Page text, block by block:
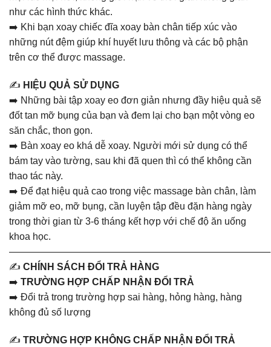
như các hình thức khác.
➡️ Khi bạn xoay chiếc đĩa xoay bàn chân tiếp xúc vào
những nút đệm giúp khí huyết lưu thông và các bộ phận
trên cơ thể được massage.
✍️ HIỆU QUẢ SỬ DỤNG
➡️ Những bài tập xoay eo đơn giản nhưng đầy hiệu quả sẽ
đốt tan mỡ bụng của bạn và đem lại cho bạn một vòng eo
săn chắc, thon gọn.
➡️ Bàn xoay eo khá dễ xoay. Người mới sử dụng có thể
bám tay vào tường, sau khi đã quen thì có thể không cần
thao tác này.
➡️ Để đạt hiệu quả cao trong việc massage bàn chân, làm
giảm mỡ eo, mỡ bụng, cần luyện tập đều đặn hàng ngày
trong thời gian từ 3-6 tháng kết hợp với chế độ ăn uống
khoa học.
✍️ CHÍNH SÁCH ĐỔI TRẢ HÀNG
➡️ TRƯỜNG HỢP CHẤP NHẬN ĐỔI TRẢ
➡️ Đổi trả trong trường hợp sai hàng, hỏng hàng, hàng
không đủ số lượng
✍️ TRƯỜNG HỢP KHÔNG CHẤP NHẬN ĐỔI TRẢ